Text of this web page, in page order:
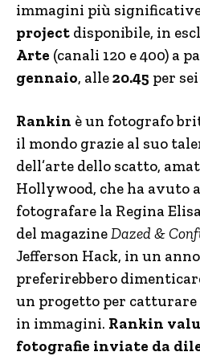
immagini più
project disponibile, in
Arte (canali 120 e 400) a
gennaio, alle20.45 per
Rankin è un fotografo
il mondo grazie al suo
dell’arte dello scatto,
Hollywood, che ha avuto
fotografare la Regina
del magazineDazed &
Jefferson Hack, in un
preferirebbero
un progetto per catturare
in immagini. Rankin
fotografie inviate da